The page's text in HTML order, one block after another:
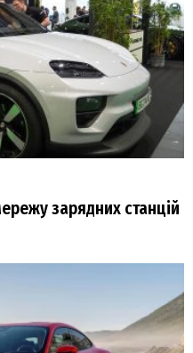
зарядних станцій